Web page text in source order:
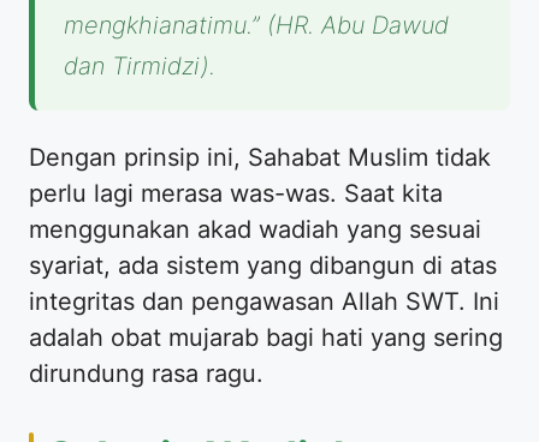
mengkhianatimu.” (HR. Abu Dawud
dan Tirmidzi).
​Dengan prinsip ini, Sahabat Muslim tidak
perlu lagi merasa was-was. Saat kita
menggunakan akad wadiah yang sesuai
syariat, ada sistem yang dibangun di atas
integritas dan pengawasan Allah SWT. Ini
adalah obat mujarab bagi hati yang sering
dirundung rasa ragu.